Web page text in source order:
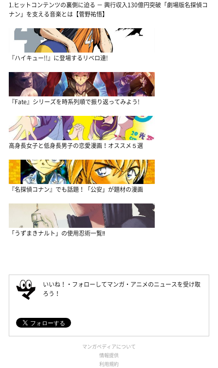
1.ヒットコンテンツの裏側に迫る － 興行収入130億円突破「劇場版名探偵コ
ナン」を支える音楽とは【菅野祐悟】
『ハイキュー!!』に登場するリベロ達!
『Fate』シリーズを時系列順で振り返ってみよう!
高身長女子と低身長男子の恋愛漫画！オススメ５選
『名探偵コナン』でも話題！「公安」が題材の漫画
「うずまきナルト」の使用忍術一覧‼
いいね！・フォローしてマンガ・アニメのニュースを受け取
ろう！
マンガペディアについて
情報提供
利用規約